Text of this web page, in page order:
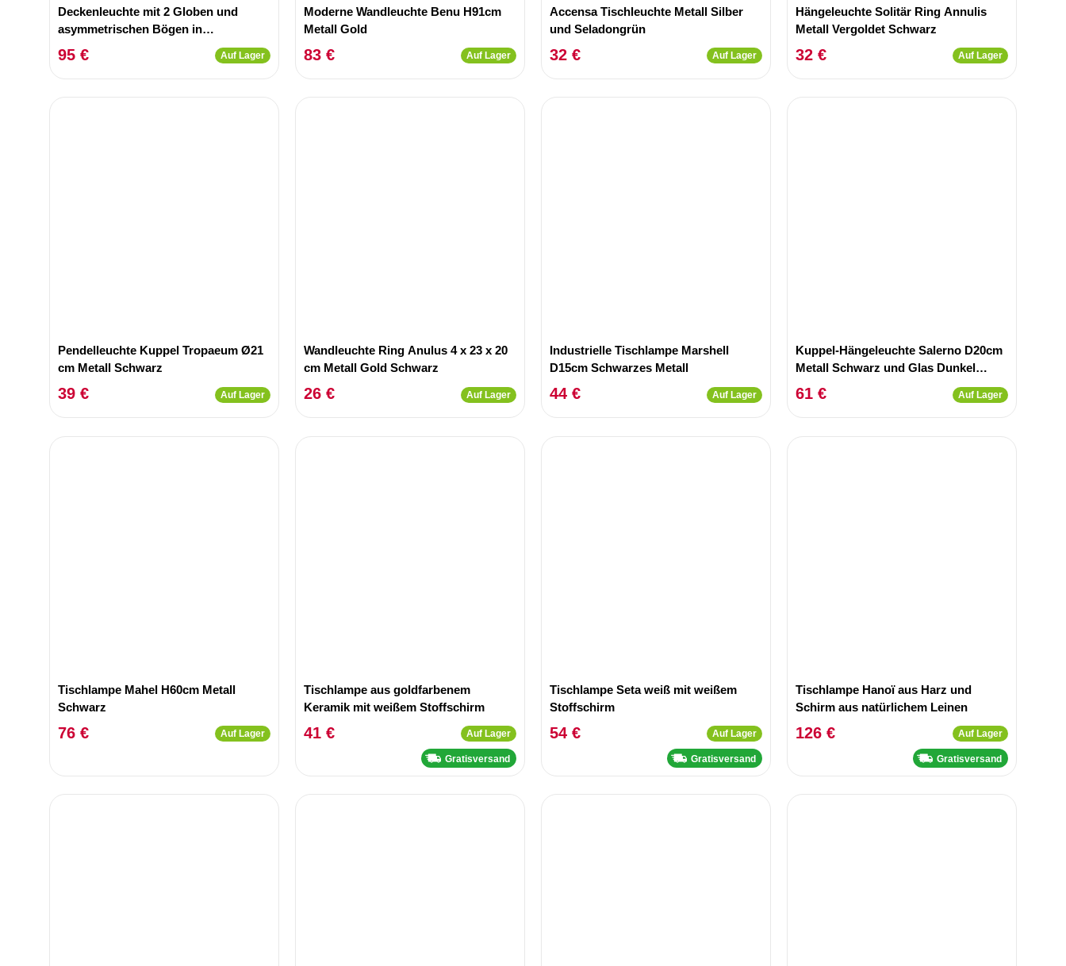
Deckenleuchte mit 2 Globen und
asymmetrischen Bögen in
entgegengesetzter Richtung Bulla
Metall Glas Schwarz Opal
95 € Auf Lager
Moderne Wandleuchte Benu H91cm
Metall Gold
83 € Auf Lager
Accensa Tischleuchte Metall Silber
und Seladongrün
32 € Auf Lager
Hängeleuchte Solitär Ring Annulis
Metall Vergoldet Schwarz
32 € Auf Lager
Pendelleuchte Kuppel Tropaeum Ø21
cm Metall Schwarz
39 € Auf Lager
Wandleuchte Ring Anulus 4 x 23 x 20
cm Metall Gold Schwarz
26 € Auf Lager
Industrielle Tischlampe Marshell
D15cm Schwarzes Metall
44 € Auf Lager
Kuppel-Hängeleuchte Salerno D20cm
Metall Schwarz und Glas Dunkel
Ambra
61 € Auf Lager
Tischlampe Mahel H60cm Metall
Schwarz
76 € Auf Lager
Tischlampe aus goldfarbenem
Keramik mit weißem Stoffschirm
41 € Auf Lager
Gratisversand
Tischlampe Seta weiß mit weißem
Stoffschirm
54 € Auf Lager
Gratisversand
Tischlampe Hanoï aus Harz und
Schirm aus natürlichem Leinen
126 € Auf Lager
Gratisversand